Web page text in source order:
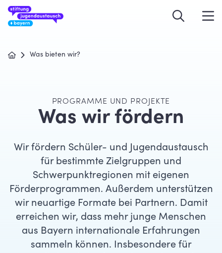
Was bieten wir?
PROGRAMME UND PROJEKTE
Was wir fördern
Wir fördern Schüler- und Jugendaustausch
für bestimmte Zielgruppen und
Schwerpunktregionen mit eigenen
Förderprogrammen. Außerdem unterstützen
wir neuartige Formate bei Partnern. Damit
erreichen wir, dass mehr junge Menschen
aus Bayern internationale Erfahrungen
sammeln können. Insbesondere für